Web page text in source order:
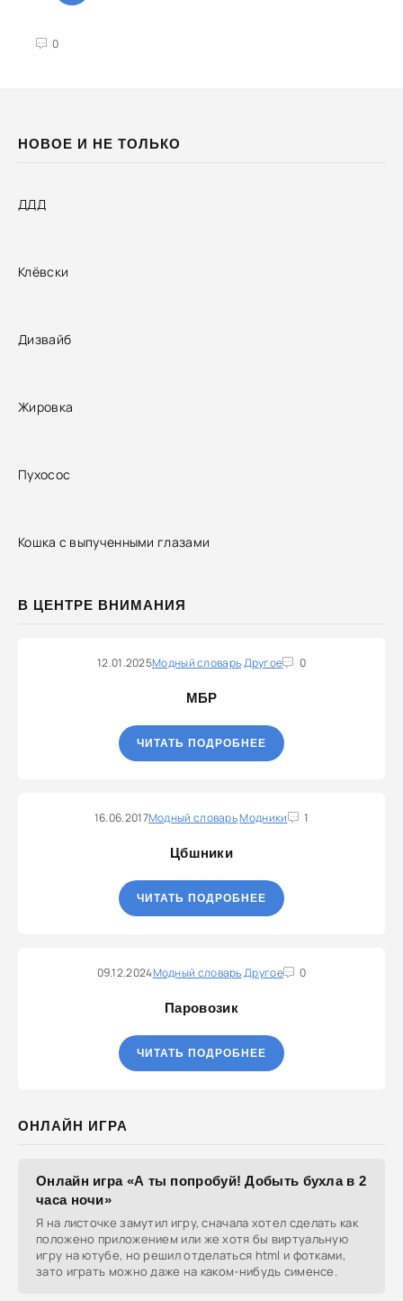
НОВОЕ И НЕ ТОЛЬКО
ДДД
Клёвски
Дизвайб
Жировка
Пухосос
Кошка с выпученными глазами
В ЦЕНТРЕ ВНИМАНИЯ
12.01.2025Модный словарьДругое 0
МБР
ЧИТАТЬ ПОДРОБНЕЕ
16.06.2017Модный словарьМодники 1
Цбшники
ЧИТАТЬ ПОДРОБНЕЕ
09.12.2024Модный словарьДругое 0
Паровозик
ЧИТАТЬ ПОДРОБНЕЕ
ОНЛАЙН ИГРА
Онлайн игра «А ты попробуй! Добыть бухла в 2
часа ночи»
Я на листочке замутил игру, сначала хотел сделать как
положено приложением или же хотя бы виртуальную
игру на ютубе, но решил отделаться html и фотками,
зато играть можно даже на каком-нибудь сименсе.
0
5